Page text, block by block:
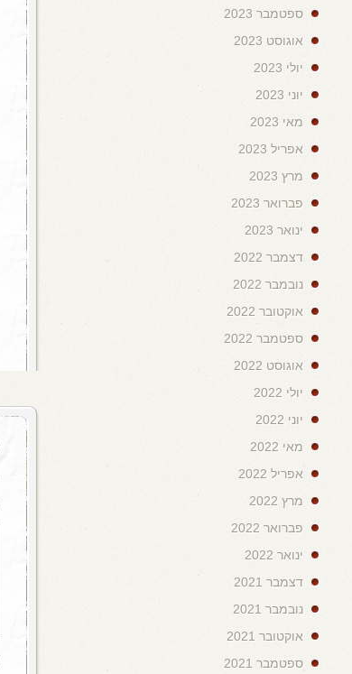
ספטמבר 2023
אוגוסט 2023
יולי 2023
יוני 2023
מאי 2023
אפריל 2023
מרץ 2023
פברואר 2023
ינואר 2023
דצמבר 2022
נובמבר 2022
אוקטובר 2022
ספטמבר 2022
אוגוסט 2022
יולי 2022
יוני 2022
מאי 2022
אפריל 2022
מרץ 2022
פברואר 2022
ינואר 2022
דצמבר 2021
נובמבר 2021
אוקטובר 2021
ספטמבר 2021